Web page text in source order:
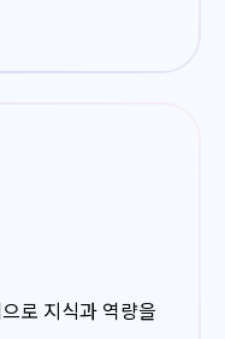
로 지식과 역량을